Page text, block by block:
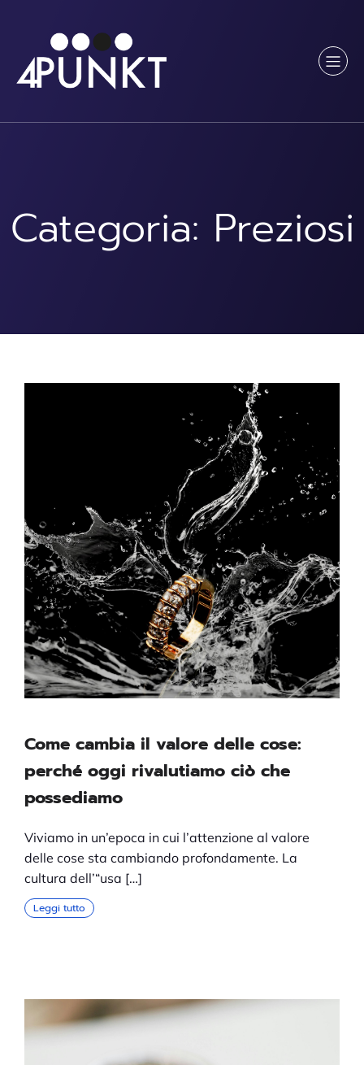
contenuto
Categoria: Preziosi
Come cambia il valore delle cose:
perché oggi rivalutiamo ciò che
possediamo
Viviamo in un’epoca in cui l’attenzione al valore
delle cose sta cambiando profondamente. La
cultura dell’“usa […]
Leggi tutto